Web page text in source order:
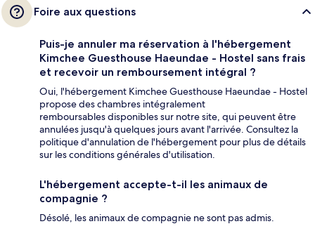
Foire aux questions
Puis-je annuler ma réservation à l'hébergement
Kimchee Guesthouse Haeundae - Hostel sans frais
et recevoir un remboursement intégral ?
Oui, l'hébergement Kimchee Guesthouse Haeundae - Hostel
propose des chambres intégralement
remboursables disponibles sur notre site, qui peuvent être
annulées jusqu'à quelques jours avant l'arrivée. Consultez la
politique d'annulation de l'hébergement pour plus de détails
sur les conditions générales d'utilisation.
L'hébergement accepte-t-il les animaux de
compagnie ?
Désolé, les animaux de compagnie ne sont pas admis.